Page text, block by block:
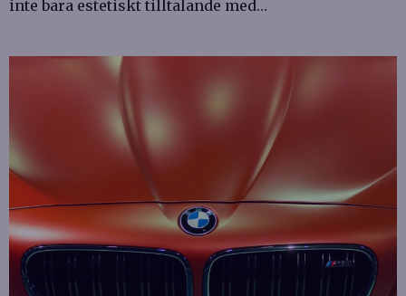
inte bara estetiskt tilltalande med…